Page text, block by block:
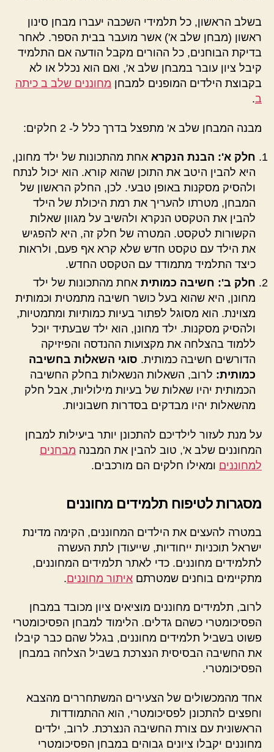
בשלב הראשון, כל תלמידי השכבה יעברו מבחן סינון
ראשון (מבחן שלב א') אשר מועבר בבית הספר. לאחר
בדיקת הבוחנים, כל ההורים מקבל הודעה אם התלמיד
קיבל ציון עובר במבחן שלב א', ואם הוא נכלל או לא
בקבוצת הילדים המופנים למבחן מחוננים שלב ב כיתה
ב.
מבנה המבחן שלב א' מתפצל בדרך כלל ל- 2 חלקים:
חלק א': הבנת הנקרא אחת מהתכונות של ילד מחונן,
היא להבין היטב את התוכן שהוא קורא. הוא יכול לנתח
ולהסיק מסקנות באופן טבעי. לכן, החלק הראשון של
המבחן, מטרתו להעריך את רמת היכולת של הילד
להבין את הטקסט הנקרא ולהשיב על מגוון שאלות
הקשורות לטקסט. המטרה של חלק זה, היא להפגיש
את הילד עם טקסט חדש שלא קרא אף פעם, ולראות
כיצד התלמיד מתמודד עם הטקסט החדש.
חלק ב': חשיבה כמותית אחת מהתכונות של ילד
מחונן, היא שהוא בעל כושר חשיבה מתמטית וכמותית
מצוינת. הוא מסוגל לפתור בעיות כמותיות ומתמטיות,
ולהסיק מסקנות. ילד מחונן, הוא ילד שבעתיד יוכל
ללמוד בהצלחה את מקצועות ההנדסה והפיזיקה
הדורשים חשיבה כמותית. סוגי השאלות בחשיבה
כמותית: לרוב, השאלות הנשאלות בחלק החשיבה
הכמותית יהיו שאלות של בעיות מילוליות, אבל חלק
מהשאלות יהיו מבדקים בסדרות חשבוניות.
על מנת לעזור לילדיכם להתכונן יותר ביעילות למבחן
המחוננים שלב א', טוב להבין את המבנה מבחנים
למחוננים ומאילו חלקים הם מורכבים.
מסגרות לטיפוח תלמידים מחוננים
במטרה להעצים את הילדים המחוננים, הקימה מדינת
ישראל תוכניות ייחודיות, שייעודן לתת העשרה
לתלמידים מחוננים. כדי לאתר תלמידים המחוננים,
מתקיימים בוחנים שמטרתם איתור מחוננים.
לרוב, תלמידים מחוננים מוציאים ציון מכובד במבחן
הפסיכומטרי כשהם גדלים. הלימוד למבחן הפסיכומטרי
פשוט בשביל תלמידים מחוננים, בגלל שהם כבר קיבלו
את החשיבה הבסיסית הנצרכת בשביל הצלחה במבחן
הפסיכומטרי.
אחד מהמכשולים של הצעירים המשתחררים מהצבא
וחפצים להתכונן לפסיכומטרי, הוא ההתמודדות
הראשונית עם צורת החשיבה הנצרכת. לרוב, ילדים
מחוננים יקבלו ציונים גבוהים במבחן הפסיכומטרי